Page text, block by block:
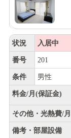
状況 入居中
番号 201
条件 男性
料金/月(保証金)
その他・光熱費/月
備考・部屋設備